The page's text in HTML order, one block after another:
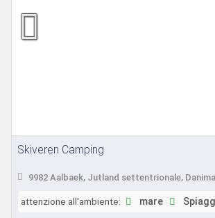
Skiveren Camping
9982 Aalbaek, Jutland settentrionale,
attenzione all'ambiente: mare